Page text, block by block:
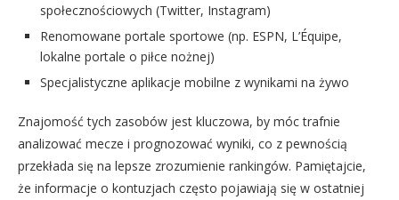
społecznościowych (Twitter, Instagram)
Renomowane portale sportowe (np. ESPN, L’Équipe,
lokalne portale o piłce nożnej)
Specjalistyczne aplikacje mobilne z wynikami na żywo
Znajomość tych zasobów jest kluczowa, by móc trafnie
analizować mecze i prognozować wyniki, co z pewnością
przekłada się na lepsze zrozumienie rankingów. Pamiętajcie,
że informacje o kontuzjach często pojawiają się w ostatniej